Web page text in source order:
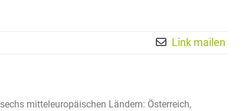
Link mailen
mitteleuropäischen Ländern: Österreich,